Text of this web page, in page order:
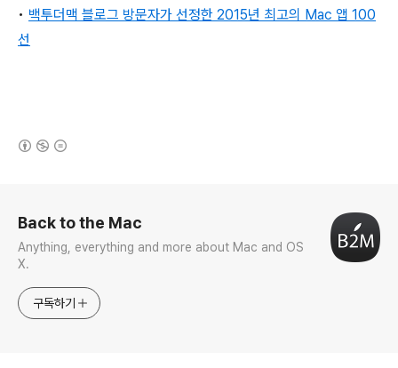
• 백투더맥 블로그 방문자가 선정한 2015년 최고의 Mac 앱 100
선
Back to the Mac
Anything, everything and more about Mac and OS
X.
구독하기